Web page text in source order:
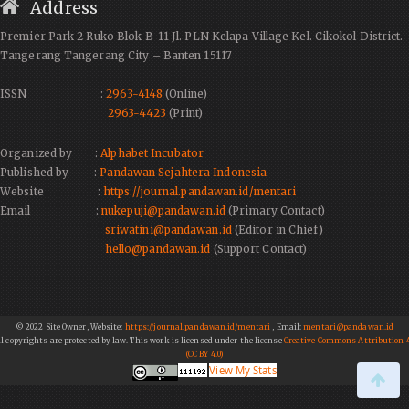
Address
Premier Park 2 Ruko Blok B-11 Jl. PLN Kelapa Village Kel. Cikokol District.
Tangerang Tangerang City – Banten 15117
ISSN :2963-4148 (Online)
2963-4423 (Print)
Organized by :Alphabet Incubator
Published by :Pandawan Sejahtera Indonesia
Website : https://journal.pandawan.id/mentari
Email : nukepuji@pandawan.id (Primary Contact)
sriwatini@pandawan.id(Editor in Chief)
hello@pandawan.id (Support Contact)
© 2022 Site Owner, Website: https://journal.pandawan.id/mentari , Email:mentari@pandawan.id
copyrights are protected by law. This work is licensed under the licenseCreative Commons Attribution
(CC BY 4.0)
View My Stats